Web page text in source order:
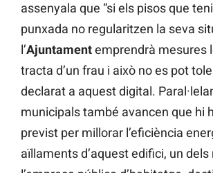
assenyala que “si els pisos que
punxada no regularitzen la seva
l’Ajuntamentemprendrà mesures
tracta d’un frau i això no es pot
declarat a aquest digital.
municipals també avancen que hi
previst per millorar l’eficiència
aïllaments d’aquest edifici, un